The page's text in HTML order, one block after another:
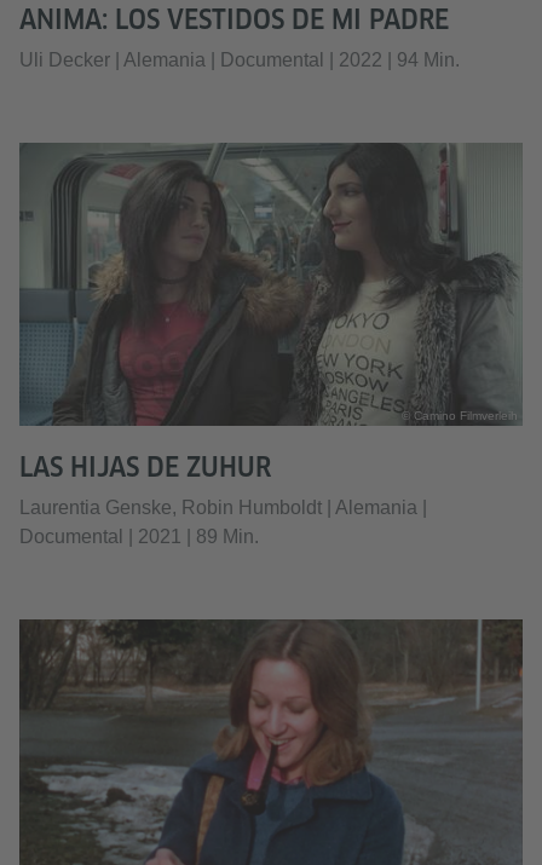
ANIMA: LOS VESTIDOS DE MI PADRE
Uli Decker | Alemania | Documental | 2022 | 94 Min.
© Camino Filmverleih
LAS HIJAS DE ZUHUR
Laurentia Genske, Robin Humboldt | Alemania |
Documental | 2021 | 89 Min.